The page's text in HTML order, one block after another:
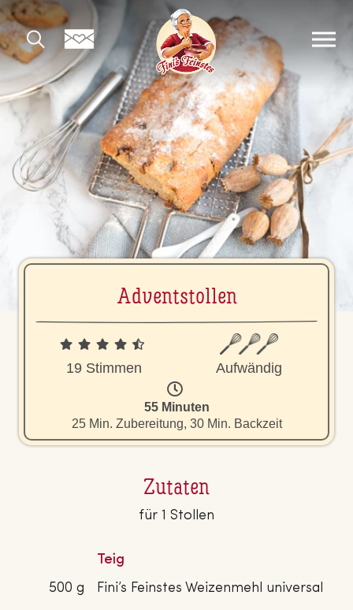
Ad­vent­stol­len
19 Stimmen Aufwändig
55 Minuten
25 Min. Zubereitung, 30 Min. Backzeit
Zutaten
für 1 Stollen
Teig
500 g
Fini’s Feinstes Weizenmehl universal